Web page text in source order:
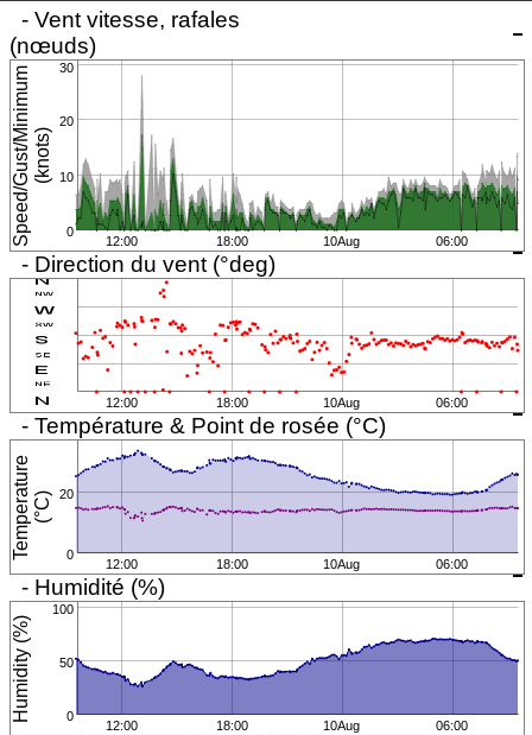
- Vent vitesse, rafales
(nœuds)
S
p
e
e
d
/
G
u
s
t
/M
i
n
i
m
u
m
(
k
n
o
t
s)
0
10
20
30
12:00 18:00 10Aug 06:00
- Direction du vent (°deg)
12:00 18:00 10Aug 06:00
- Température & Point de rosée (°C)
T
e
m
p
e
r
a
t
u
r
e
(
°
C)
0
20
12:00 18:00 10Aug 06:00
- Humidité (%)
Humidity (%) 0
50
100
12:00 18:00 10Aug 06:00